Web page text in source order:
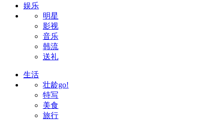
娱乐
明星
影视
音乐
韩流
送礼
生活
壮龄go!
特写
美食
旅行